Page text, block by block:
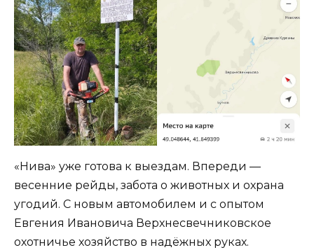
«Нива» уже готова к выездам. Впереди —
весенние рейды, забота о животных и охрана
угодий. С новым автомобилем и с опытом
Евгения Ивановича Верхнесвечниковское
охотничье хозяйство в надёжных руках.